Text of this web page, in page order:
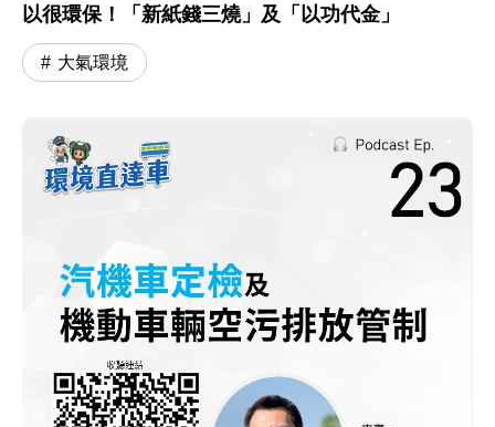
以很環保！「新紙錢三燒」及「以功代金」
大氣環境